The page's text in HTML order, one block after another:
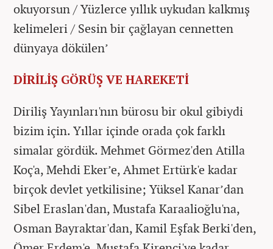
okuyorsun / Yüzlerce yıllık uykudan kalkmış
kelimeleri / Sesin bir çağlayan cennetten
dünyaya dökülen’
DİRİLİŞ GÖRÜŞ VE HAREKETİ
Diriliş Yayınları'nın bürosu bir okul gibiydi
bizim için. Yıllar içinde orada çok farklı
simalar gördük. Mehmet Görmez'den Atilla
Koç'a, Mehdi Eker’e, Ahmet Ertürk'e kadar
birçok devlet yetkilisine; Yüksel Kanar’dan
Sibel Eraslan'dan, Mustafa Karaalioğlu'na,
Osman Bayraktar'dan, Kamil Eşfak Berki'den,